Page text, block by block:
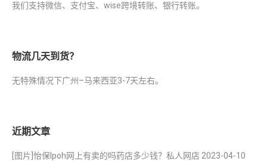
我们支持微信、支付宝、wise跨境转账、银行转账。
物流几天到货？
无特殊情况下广州–马来西亚3-7天左右。
近期文章
[图片]怡保lpoh网上有卖的吗药店多少钱？私人网店 2023-04-10